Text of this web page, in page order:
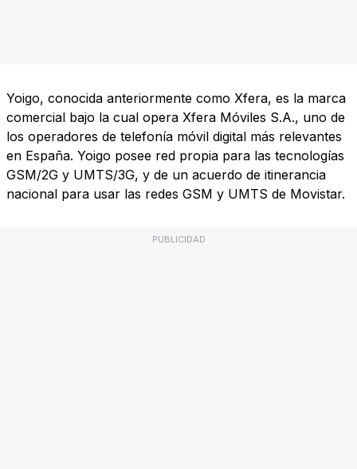
Yoigo, conocida anteriormente como Xfera, es la marca
comercial bajo la cual opera Xfera Móviles S.A., uno de
los operadores de telefonía móvil digital más relevantes
en España. Yoigo posee red propia para las tecnologías
GSM/2G y UMTS/3G, y de un acuerdo de itinerancia
nacional para usar las redes GSM y UMTS de Movistar.
PUBLICIDAD